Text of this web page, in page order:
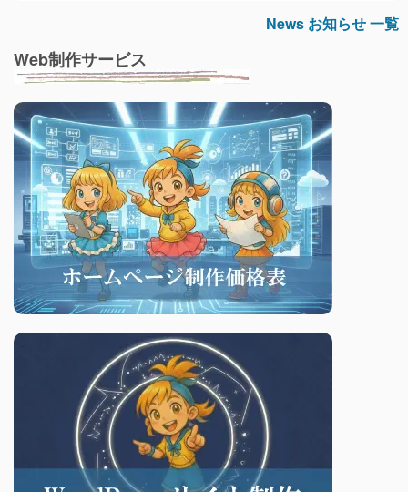
News お知らせ 一覧
Web制作サービス